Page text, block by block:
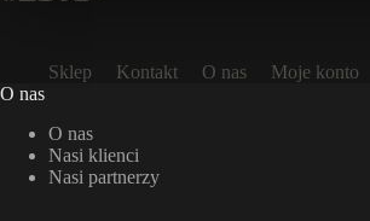
Sklep Kontakt O nas
Moje konto
O nas
O nas
Nasi klienci
Nasi partnerzy